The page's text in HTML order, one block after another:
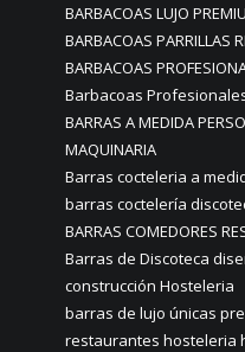
BARBACOAS LUJO
BARBACOAS PARRILLAS
BARBACOAS
Barbacoas
BARRAS A MEDIDA
MAQUINARIA
Barras cocteleria a
barras coctelería
BARRAS COMEDORES
Barras de Discoteca
construcción Hosteleria
barras de lujo únicas
restaurantes hosteleria